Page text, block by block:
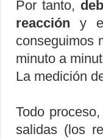
Por tanto,
reacción y
conseguimos
minuto a
La medición
Todo
salidas (los